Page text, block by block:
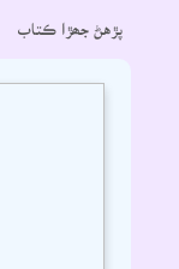
پڙهڻ جھڙا ڪتاب